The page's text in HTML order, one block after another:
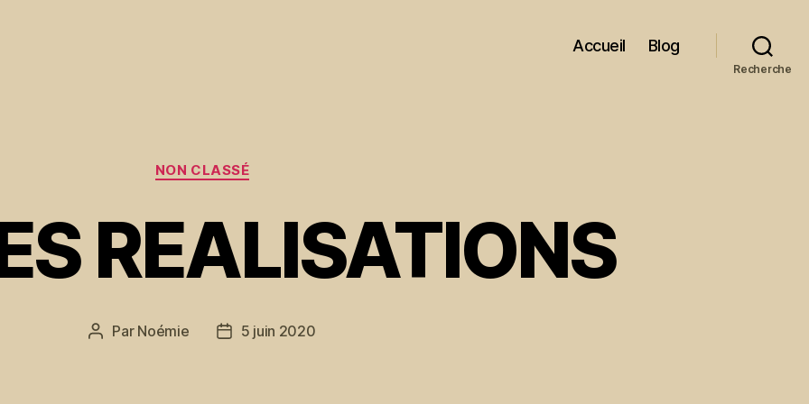
Accueil Blog
Recherche
Catégories
NON CLASSÉ
REALISATIONS
Auteur
Par Noémie
Date5 juin 2020